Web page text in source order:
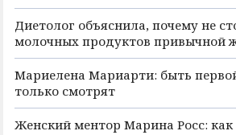
Диетолог объяснила, почему не
молочных продуктов привычной
Мариелена Мариарти: быть
только смотрят
Женский ментор Марина Росс: